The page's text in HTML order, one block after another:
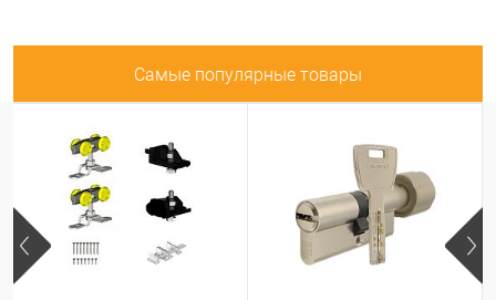
Самые популярные товары